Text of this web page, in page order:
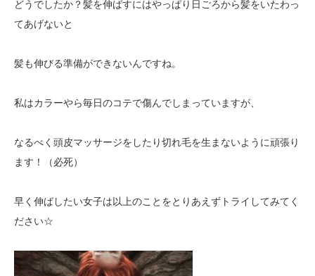
どうでしたか？髪を伸ばすにはやっぱり日ごろから髪をいたわっ
てあげないと
髪も伸びる準備ができないんですね。
私はカラーやら毎日のコテで傷んでしまっていますが、
なるべく頭皮マッサージをしたり切れ毛を生まないように頑張り
ます！（必死）
早く伸ばしたい女子は以上のことをとりあえずトライしてみてく
ださい☆